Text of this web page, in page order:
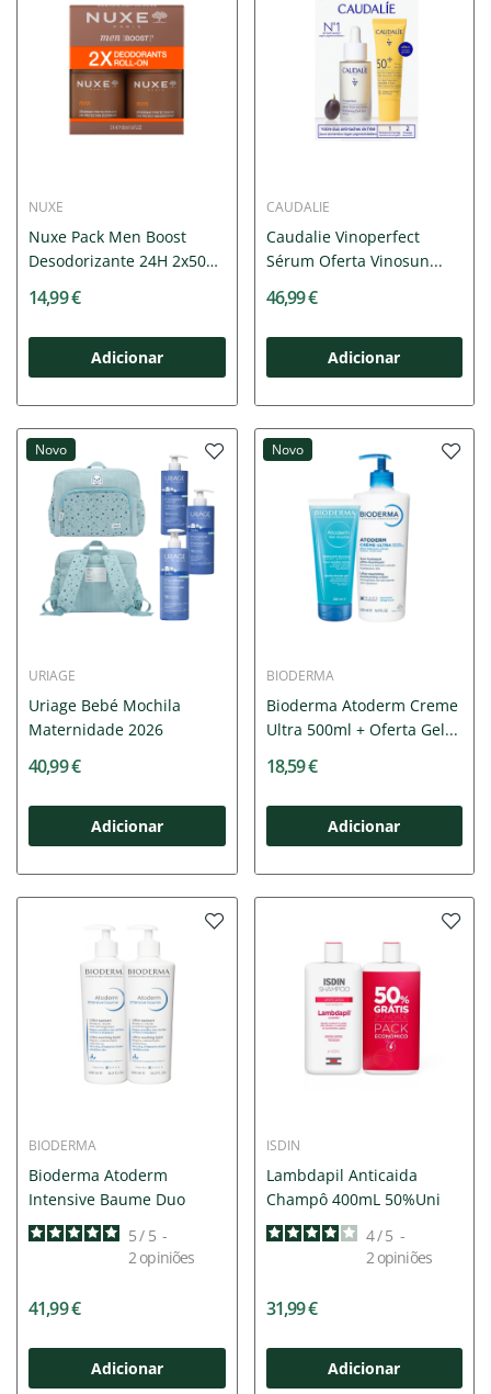
NUXE
Nuxe Pack Men Boost
Desodorizante 24H 2x50ml
14,99 €
Adicionar
CAUDALIE
Caudalie Vinoperfect
Sérum Oferta Vinosun...
46,99 €
Adicionar
Novo
URIAGE
Uriage Bebé Mochila
Maternidade 2026
40,99 €
Adicionar
Novo
BIODERMA
Bioderma Atoderm Creme
Ultra 500ml + Oferta Gel...
18,59 €
Adicionar
BIODERMA
Bioderma Atoderm
Intensive Baume Duo
5/ 5 -
2 opiniões
41,99 €
Adicionar
ISDIN
Lambdapil Anticaida
Champô 400mL 50%Uni
4/ 5 -
2 opiniões
31,99 €
Adicionar